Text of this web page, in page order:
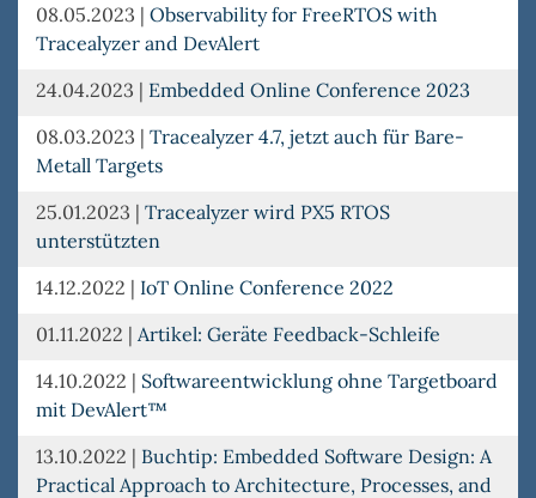
08.05.2023 | Observability for FreeRTOS with
Tracealyzer and DevAlert
24.04.2023 | Embedded Online Conference 2023
08.03.2023 | Tracealyzer 4.7, jetzt auch für Bare-
Metall Targets
25.01.2023 | Tracealyzer wird PX5 RTOS
unterstützten
14.12.2022 | IoT Online Conference 2022
01.11.2022 | Artikel: Geräte Feedback-Schleife
14.10.2022 | Softwareentwicklung ohne Targetboard
mit DevAlert™
13.10.2022 | Buchtip: Embedded Software Design: A
Practical Approach to Architecture, Processes, and